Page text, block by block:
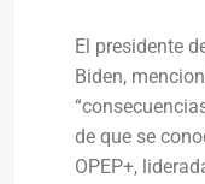
El presidente
Biden,
de que se
OPEP+,